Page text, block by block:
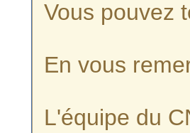
Vous pouvez
En vous
L'équipe du